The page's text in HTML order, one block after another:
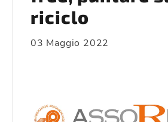
riciclo
03 Maggio 2022